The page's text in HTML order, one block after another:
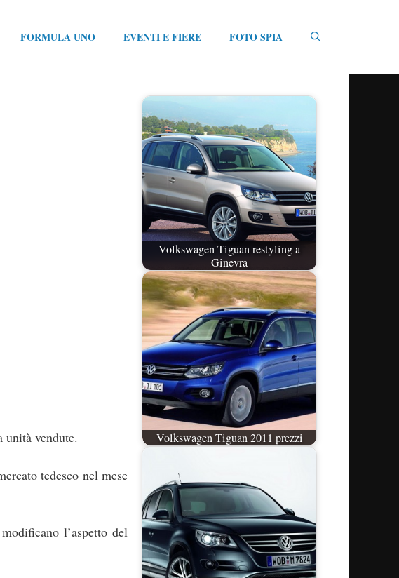
FORMULA UNO EVENTI E FIERE FOTO SPIA
vendute.
tedesco nel mese
l’aspetto del
Volkswagen Tiguan restyling a
Ginevra
Volkswagen Tiguan 2011 prezzi